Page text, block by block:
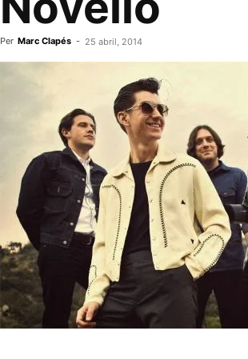
Per Marc Clapés - 25 abril, 2014